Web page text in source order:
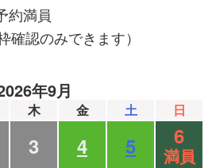
約満員
確認のみできます）
年9月
木 金 土 日
3 4 5 6
満員